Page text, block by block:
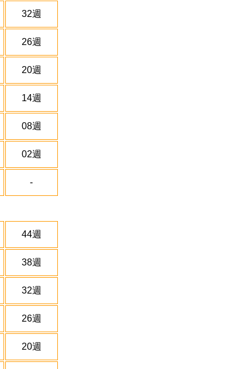
32週
26週
20週
14週
08週
02週
-
44週
38週
32週
26週
20週